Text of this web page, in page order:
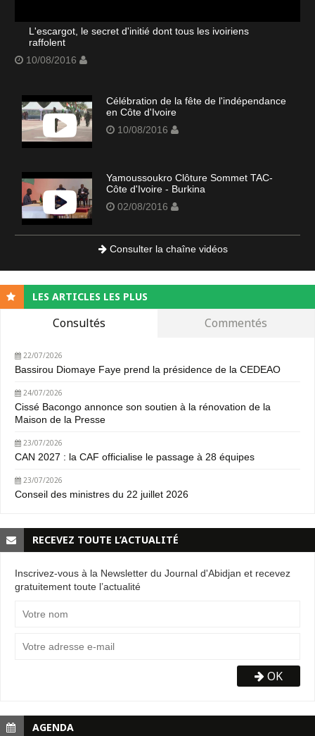
L'escargot, le secret d'initié dont tous les ivoiriens
raffolent
10/08/2016
Célébration de la fête de l'indépendance
en Côte d'Ivoire
10/08/2016
Yamoussoukro Clôture Sommet TAC-
Côte d'Ivoire - Burkina
02/08/2016
Consulter la chaîne vidéos
LES ARTICLES LES PLUS
Consultés Commentés
22/07/2026
Bassirou Diomaye Faye prend la présidence de la CEDEAO
24/07/2026
Cissé Bacongo annonce son soutien à la rénovation de la
Maison de la Presse
23/07/2026
CAN 2027 : la CAF officialise le passage à 28 équipes
23/07/2026
Conseil des ministres du 22 juillet 2026
RECEVEZ TOUTE L’ACTUALITÉ
Inscrivez-vous à la Newsletter du Journal d'Abidjan et recevez
gratuitement toute l’actualité
OK
AGENDA